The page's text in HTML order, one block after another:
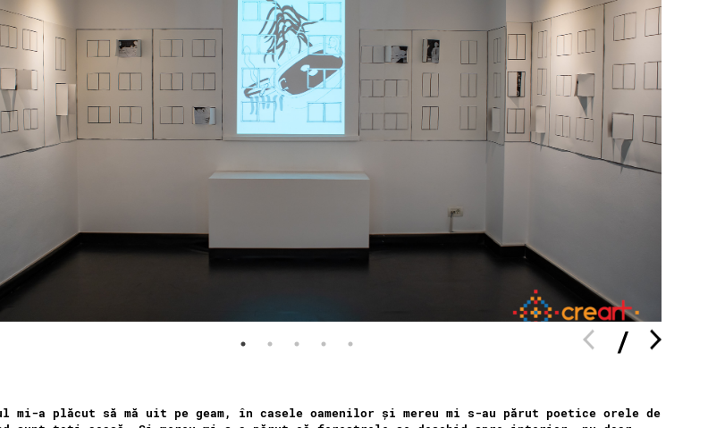
mi-a plăcut să mă uit pe geam, în casele oamenilor și mereu mi s-au părut poetice orele de